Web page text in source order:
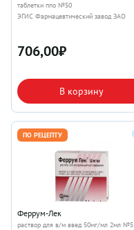
таблетки ппо №50
ЭГИС Фармацевтический завод ЗАО
706,00₽
В корзину
ПО РЕЦЕПТУ
Феррум-Лек
раствор для в/м введ 50мг/мл 2мл №5